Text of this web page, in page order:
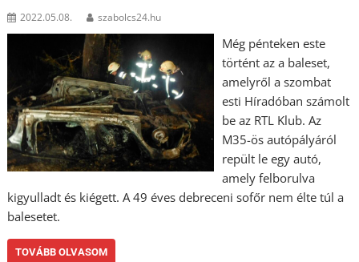
2022.05.08. szabolcs24.hu
Még pénteken este
történt az a baleset,
amelyről a szombat
esti Híradóban számolt
be az RTL Klub. Az
M35-ös autópályáról
repült le egy autó,
amely felborulva
kigyulladt és kiégett. A 49 éves debreceni sofőr nem élte túl a
balesetet.
TOVÁBB OLVASOM